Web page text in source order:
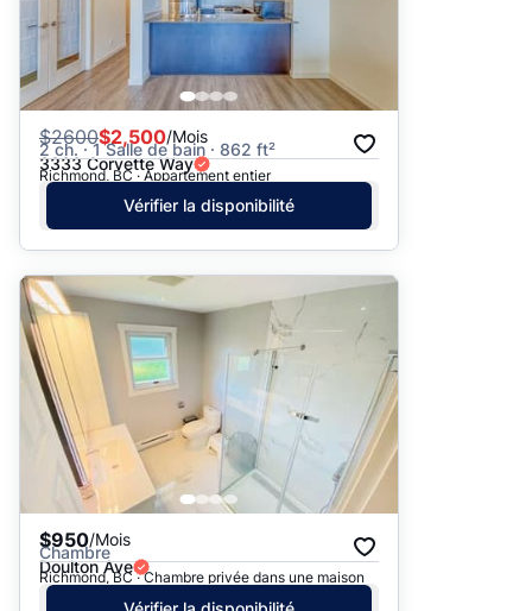
$2600$2,500/Mois
2 ch. · 1 Salle de bain · 862 ft²
3333 Corvette Way
Richmond, BC · Appartement entier
Vérifier la disponibilité
$950/Mois
Chambre
Doulton Ave
Richmond, BC · Chambre privée dans une maison